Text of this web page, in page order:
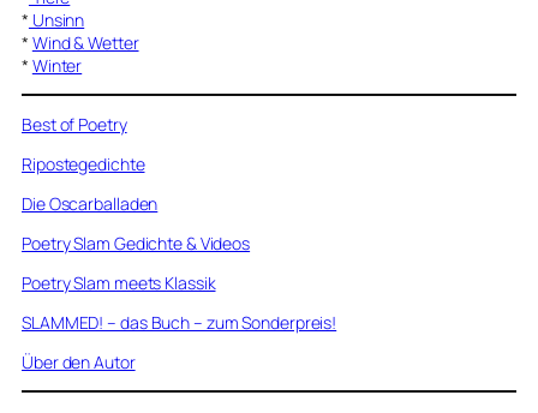
* Unsinn
* Wind & Wetter
* Winter
Best of Poetry
Ripostegedichte
Die Oscarballaden
Poetry Slam Gedichte & Videos
Poetry Slam meets Klassik
SLAMMED! – das Buch – zum Sonderpreis!
Über den Autor